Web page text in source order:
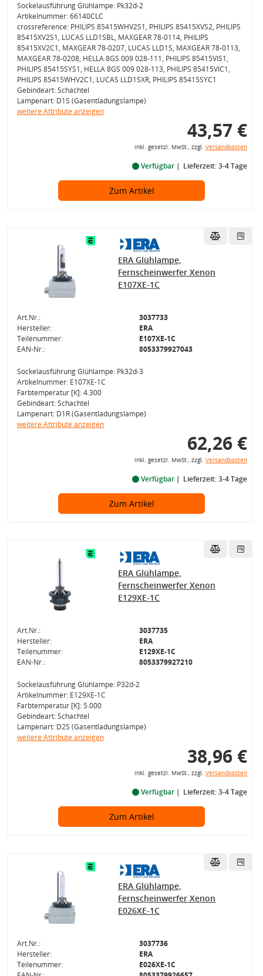
Sockelausführung Glühlampe: Pk32d-2
Artikelnummer: 66140CLC
crossreference: PHILIPS 85415WHV2S1, PHILIPS 85415XVS2, PHILIPS
85415XV2S1, LUCAS LLD1SBL, MAXGEAR 78-0114, PHILIPS
85415XV2C1, MAXGEAR 78-0207, LUCAS LLD1S, MAXGEAR 78-0113,
MAXGEAR 78-0208, HELLA 8GS 009 028-111, PHILIPS 85415VIS1,
PHILIPS 85415SYS1, HELLA 8GS 009 028-113, PHILIPS 85415VIC1,
PHILIPS 85415WHV2C1, LUCAS LLD1SXR, PHILIPS 85415SYC1
Gebindeart: Schachtel
Lampenart: D1S (Gasentladungslampe)
weitere Attribute anzeigen
43,57 €
inkl. gesetzl. MwSt., zzgl. Versandkosten
Verfügbar Lieferzeit: 3-4 Tage
Zum Artikel
ERA Glühlampe,
Fernscheinwerfer Xenon
E107XE-1C
Art.Nr.:
3037733
Hersteller:
ERA
Teilenummer:
E107XE-1C
EAN-Nr.:
8053379927043
Sockelausführung Glühlampe: Pk32d-3
Artikelnummer: E107XE-1C
Farbtemperatur [K]: 4.300
Gebindeart: Schachtel
Lampenart: D1R (Gasentladungslampe)
weitere Attribute anzeigen
62,26 €
inkl. gesetzl. MwSt., zzgl. Versandkosten
Verfügbar Lieferzeit: 3-4 Tage
Zum Artikel
ERA Glühlampe,
Fernscheinwerfer Xenon
E129XE-1C
Art.Nr.:
3037735
Hersteller:
ERA
Teilenummer:
E129XE-1C
EAN-Nr.:
8053379927210
Sockelausführung Glühlampe: P32d-2
Artikelnummer: E129XE-1C
Farbtemperatur [K]: 5.000
Gebindeart: Schachtel
Lampenart: D2S (Gasentladungslampe)
weitere Attribute anzeigen
38,96 €
inkl. gesetzl. MwSt., zzgl. Versandkosten
Verfügbar Lieferzeit: 3-4 Tage
Zum Artikel
ERA Glühlampe,
Fernscheinwerfer Xenon
E026XE-1C
Art.Nr.:
3037736
Hersteller:
ERA
Teilenummer:
E026XE-1C